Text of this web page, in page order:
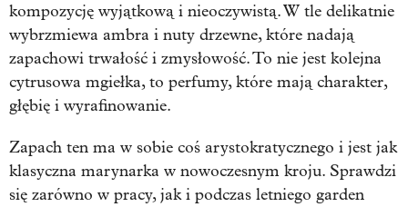
kompozycję wyjątkową i nieoczywistą. W tle delikatnie
wybrzmiewa ambra i nuty drzewne, które nadają
zapachowi trwałość i zmysłowość. To nie jest kolejna
cytrusowa mgiełka, to perfumy, które mają charakter,
głębię i wyrafinowanie.
Zapach ten ma w sobie coś arystokratycznego i jest jak
klasyczna marynarka w nowoczesnym kroju. Sprawdzi
się zarówno w pracy, jak i podczas letniego garden